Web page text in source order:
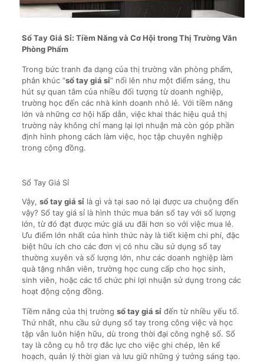
Sổ Tay Giá Sỉ: Tiềm Năng và Cơ Hội trong Thị Trường Văn
Phòng Phẩm
Trong bức tranh đa dạng của thị trường văn phòng phẩm,
phân khúc “sổ tay giá sỉ” nổi lên như một điểm sáng, thu
hút sự quan tâm của nhiều đối tượng từ doanh nghiệp,
trường học đến các nhà kinh doanh nhỏ lẻ. Với tiềm năng
lớn và những cơ hội hấp dẫn, việc khai thác hiệu quả thị
trường này không chỉ mang lại lợi nhuận mà còn góp phần
định hình phong cách làm việc, học tập chuyên nghiệp
trong cộng đồng.
Sổ Tay Giá Sỉ
Vậy, sổ tay giá sỉlà gì và tại sao nó lại được ưa chuộng đến
vậy? Sổ tay giá sỉ là hình thức mua bán sổ tay với số lượng
lớn, từ đó đạt được mức giá ưu đãi hơn so với việc mua lẻ.
Ưu điểm lớn nhất của hình thức này là tiết kiệm chi phí, đặc
biệt hữu ích cho các đơn vị có nhu cầu sử dụng sổ tay
thường xuyên và số lượng lớn, như các doanh nghiệp làm
quà tặng nhân viên, trường học cung cấp cho học sinh,
sinh viên, hoặc các tổ chức phi lợi nhuận sử dụng trong các
hoạt động cộng đồng.
Tiềm năng của thị trường sổ tay giá sỉđến từ nhiều yếu tố.
Thứ nhất, nhu cầu sử dụng sổ tay trong công việc và học
tập vẫn luôn hiện hữu, dù trong thời đại công nghệ số. Sổ
tay là công cụ hỗ trợ đắc lực cho việc ghi chép, lên kế
hoạch, quản lý thời gian và lưu giữ những ý tưởng sáng tạo.